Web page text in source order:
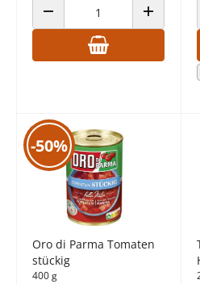
ANZAHL VERRINGERN ANZAHL
-50%
Oro di Parma Tomaten
stückig
400 g